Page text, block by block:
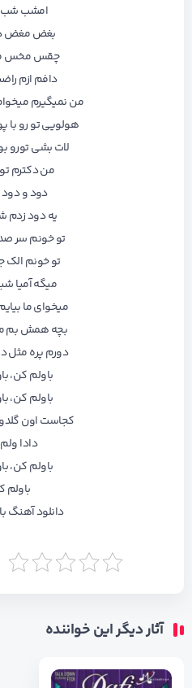
امشب شب
بغض مغض
چقس مخس
دافم ازم
من نمیگیرم
هولویی تو رو
لات بشی تورو
من دکترم
دود و
یه دود زدم
تو خونم سر
تو خونم الک
میگه آمیا
میخوای ما
بچه همش بم
دورم پره مثل
باولم کن،
باولم کن،
کجاست اون
دادا
باولم کن،
باولم
دانلود آهنگ
آثار دیگر این خواننده